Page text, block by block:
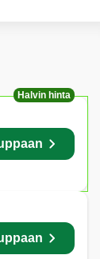
Halvin hinta